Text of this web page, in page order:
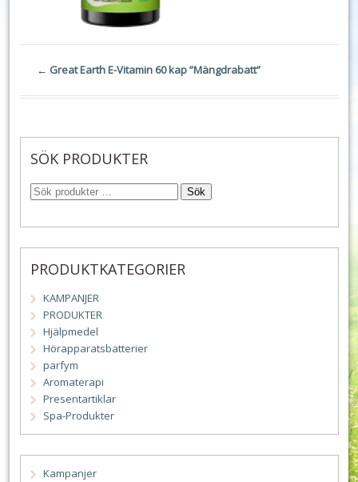
← Great Earth E-Vitamin 60 kap ”Mängdrabatt”
SÖK PRODUKTER
Sök
PRODUKTKATEGORIER
KAMPANJER
PRODUKTER
Hjälpmedel
Hörapparatsbatterier
parfym
Aromaterapi
Presentartiklar
Spa-Produkter
Kampanjer